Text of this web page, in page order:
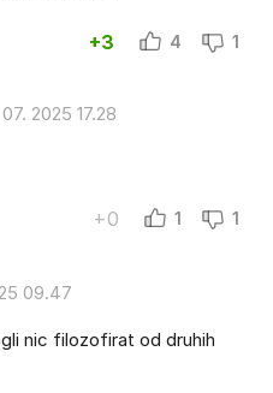
+3 4 1
2025 17.28
+0 1 1
09.47
nic filozofirat od druhih